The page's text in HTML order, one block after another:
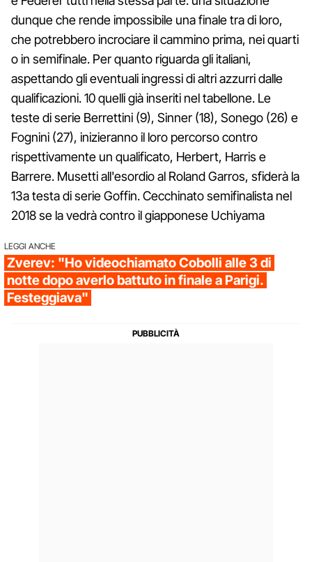
dunque che rende impossibile una finale tra di loro,
che potrebbero incrociare il cammino prima, nei quarti
o in semifinale. Per quanto riguarda gli italiani,
aspettando gli eventuali ingressi di altri azzurri dalle
qualificazioni. 10 quelli già inseriti nel tabellone. Le
teste di serie Berrettini (9), Sinner (18), Sonego (26) e
Fognini (27), inizieranno il loro percorso contro
rispettivamente un qualificato, Herbert, Harris e
Barrere. Musetti all'esordio al Roland Garros, sfiderà la
13a testa di serie Goffin. Cecchinato semifinalista nel
2018 se la vedrà contro il giapponese Uchiyama
LEGGI ANCHE
Zverev: "Ho videochiamato Cobolli alle 3 di
notte dopo averlo battuto in finale a Parigi.
Festeggiava"